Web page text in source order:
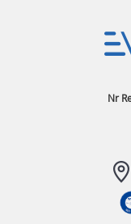
Nr